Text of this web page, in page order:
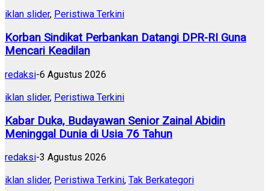
iklan slider, Peristiwa Terkini
Korban Sindikat Perbankan Datangi DPR-RI Guna
Mencari Keadilan
redaksi-6 Agustus 2026
iklan slider, Peristiwa Terkini
Kabar Duka, Budayawan Senior Zainal Abidin
Meninggal Dunia di Usia 76 Tahun
redaksi-3 Agustus 2026
iklan slider, Peristiwa Terkini, Tak Berkategori